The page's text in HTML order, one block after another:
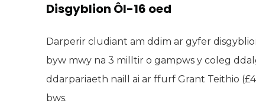
Disgyblion Ôl-16 oed
Darperir cludiant am ddim ar gyfer
byw mwy na 3 milltir o gampws y coleg
ddarpariaeth naill ai ar ffurf Grant Teithio
bws.